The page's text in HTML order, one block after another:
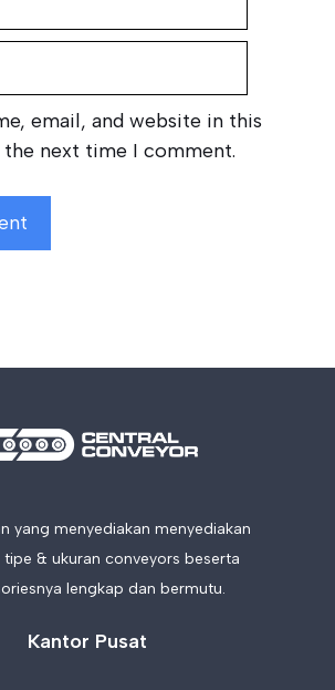
email, and website in this
next time I comment.
yang menyediakan menyediakan
& ukuran conveyors beserta
lengkap dan bermutu.
Kantor Pusat